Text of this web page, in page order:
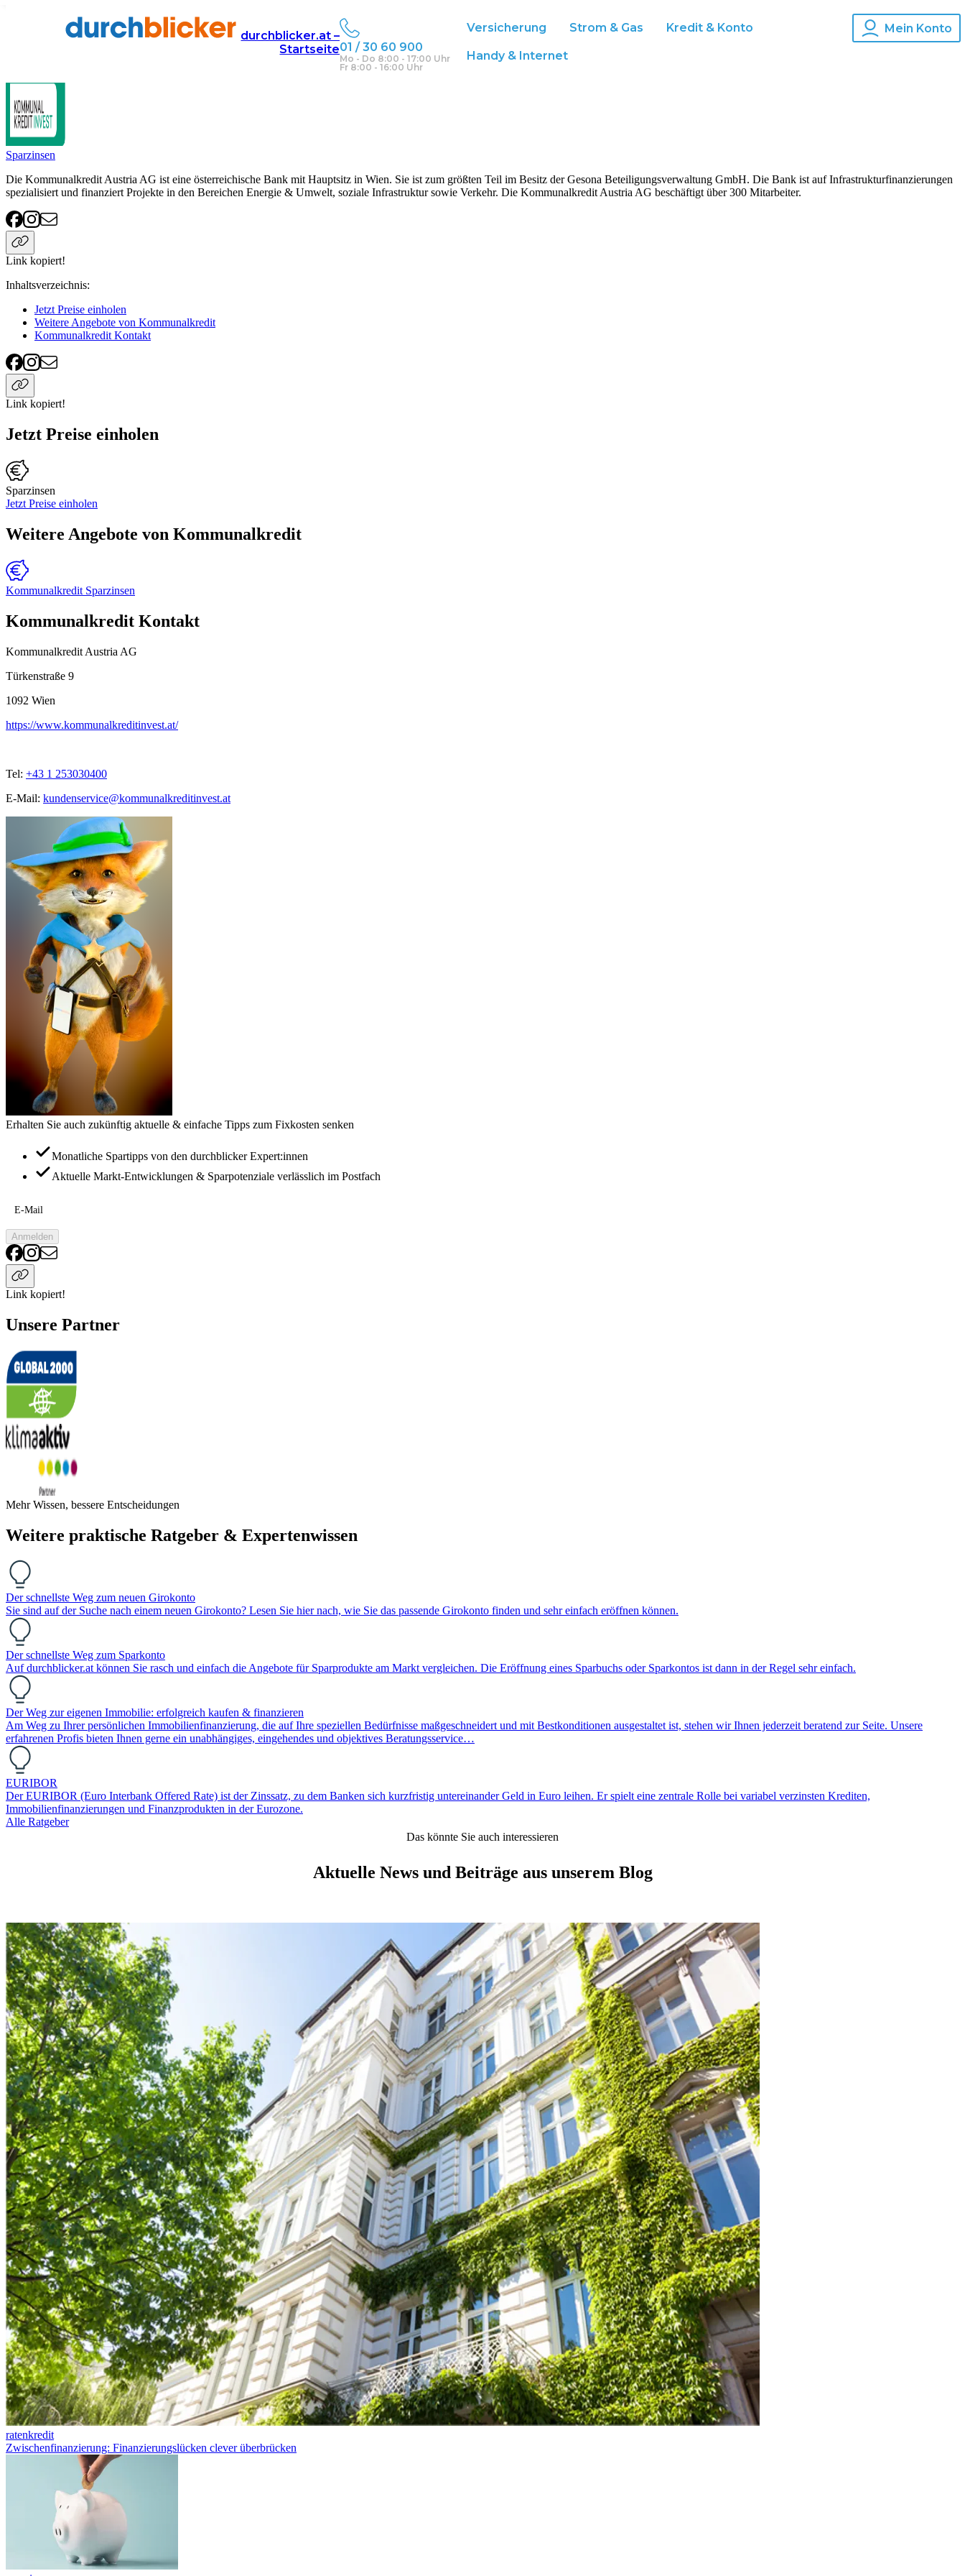
durchblicker.at –
Startseite01 / 30 60 900
Mo - Do 8:00 - 17:00 Uhr
Fr 8:00 - 16:00 Uhr
Versicherung Strom & Gas Kredit & Konto
Handy & Internet
Mein Konto
Finanzen Kommunalkredit
Sparzinsen
Die Kommunalkredit Austria AG ist eine österreichische Bank mit Hauptsitz in Wien. Sie ist zum größten Teil im Besitz der Gesona Beteiligungsverwaltung GmbH. Die Bank ist auf Infrastrukturfinanzierungen
spezialisiert und finanziert Projekte in den Bereichen Energie & Umwelt, soziale Infrastruktur sowie Verkehr. Die Kommunalkredit Austria AG beschäftigt über 300 Mitarbeiter.
Link kopiert!
Inhaltsverzeichnis:
Jetzt Preise einholen
Weitere Angebote von Kommunalkredit
Kommunalkredit Kontakt
Link kopiert!
Jetzt Preise einholen
Sparzinsen
Jetzt Preise einholen
Weitere Angebote von Kommunalkredit
Kommunalkredit Sparzinsen
Kommunalkredit Kontakt
Kommunalkredit Austria AG
Türkenstraße 9
1092 Wien
https://www.kommunalkreditinvest.at/
Tel: +43 1 253030400
E-Mail: kundenservice@kommunalkreditinvest.at
Erhalten Sie auch zukünftig aktuelle & einfache Tipps zum Fixkosten senken
Monatliche Spartipps von den durchblicker Expert:innen
Aktuelle Markt-Entwicklungen & Sparpotenziale verlässlich im Postfach
E-Mail
Anmelden
Link kopiert!
Unsere Partner
Mehr Wissen, bessere Entscheidungen
Weitere praktische Ratgeber & Expertenwissen
Der schnellste Weg zum neuen Girokonto
Sie sind auf der Suche nach einem neuen Girokonto? Lesen Sie hier nach, wie Sie das passende Girokonto finden und sehr einfach eröffnen können.
Der schnellste Weg zum Sparkonto
Auf durchblicker.at können Sie rasch und einfach die Angebote für Sparprodukte am Markt vergleichen. Die Eröffnung eines Sparbuchs oder Sparkontos ist dann in der Regel sehr einfach.
Der Weg zur eigenen Immobilie: erfolgreich kaufen & finanzieren
Am Weg zu Ihrer persönlichen Immobilienfinanzierung, die auf Ihre speziellen Bedürfnisse maßgeschneidert und mit Bestkonditionen ausgestaltet ist, stehen wir Ihnen jederzeit beratend zur Seite. Unsere
erfahrenen Profis bieten Ihnen gerne ein unabhängiges, eingehendes und objektives Beratungsservice…
EURIBOR
Der EURIBOR (Euro Interbank Offered Rate) ist der Zinssatz, zu dem Banken sich kurzfristig untereinander Geld in Euro leihen. Er spielt eine zentrale Rolle bei variabel verzinsten Krediten,
Immobilienfinanzierungen und Finanzprodukten in der Eurozone.
Alle Ratgeber
Das könnte Sie auch interessieren
Aktuelle News und Beiträge aus unserem Blog
ratenkredit
Zwischenfinanzierung: Finanzierungslücken clever überbrücken